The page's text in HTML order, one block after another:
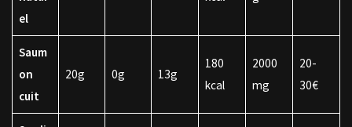
el
Saum
on
cuit
20g 0g 13g
180
kcal
2000
mg
20-
30€